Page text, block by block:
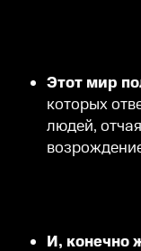
Этот мир
которых
людей,
И, конечно